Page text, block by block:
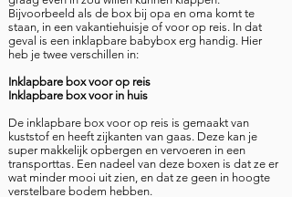
Bijvoorbeeld als de box bij opa en oma komt te
staan, in een vakantiehuisje of voor op reis. In dat
geval is een inklapbare babybox erg handig. Hier
heb je twee verschillen in:
Inklapbare box voor op reis
Inklapbare box voor in huis
De inklapbare box voor op reis is gemaakt van
kuststof en heeft zijkanten van gaas. Deze kan je
super makkelijk opbergen en vervoeren in een
transporttas. Een nadeel van deze boxen is dat ze er
wat minder mooi uit zien, en dat ze geen in hoogte
verstelbare bodem hebben.